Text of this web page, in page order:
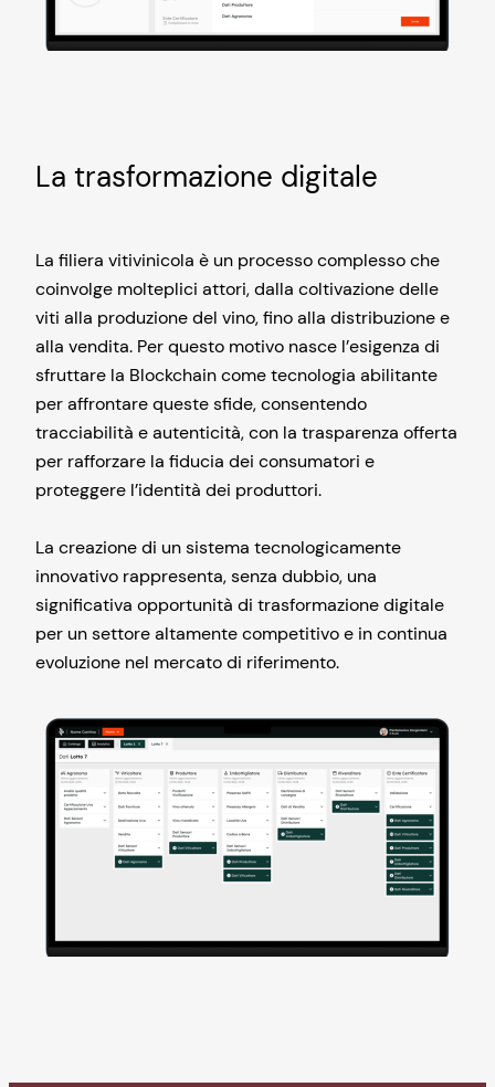
La trasformazione digitale
La filiera vitivinicola è un processo complesso che
coinvolge molteplici attori, dalla coltivazione delle
viti alla produzione del vino, fino alla distribuzione e
alla vendita. Per questo motivo nasce l’esigenza di
sfruttare la Blockchain come tecnologia abilitante
per affrontare queste sfide, consentendo
tracciabilità e autenticità, con la trasparenza offerta
per rafforzare la fiducia dei consumatori e
proteggere l’identità dei produttori.
La creazione di un sistema tecnologicamente
innovativo rappresenta, senza dubbio, una
significativa opportunità di trasformazione digitale
per un settore altamente competitivo e in continua
evoluzione nel mercato di riferimento.